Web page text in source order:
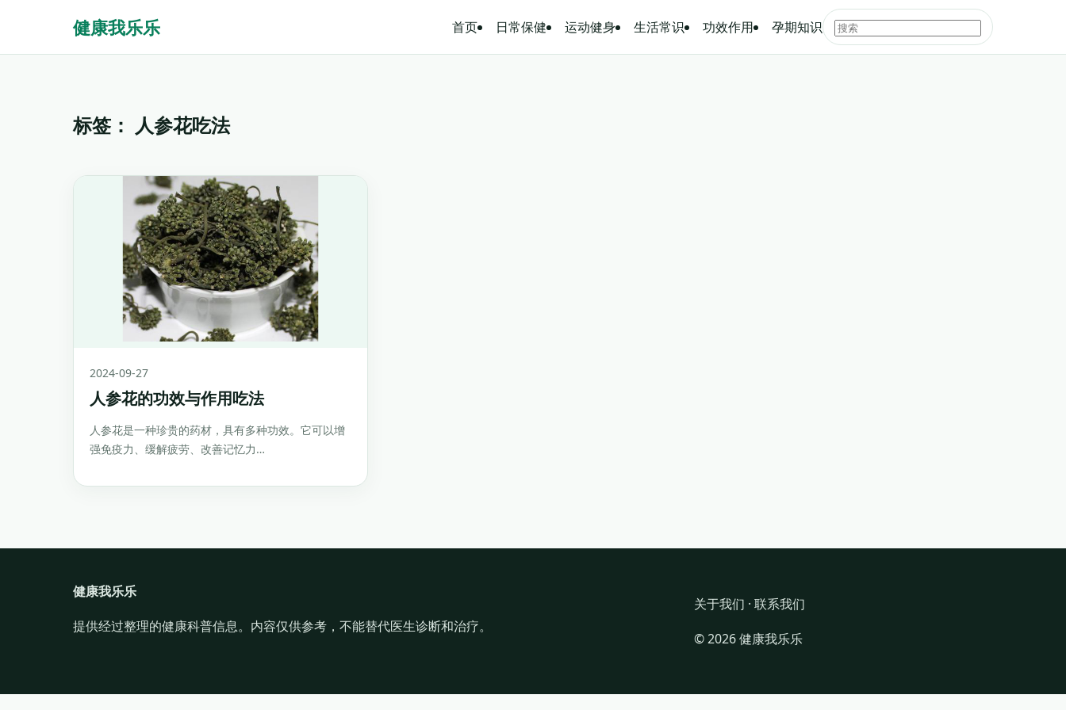
健康我乐乐 首页 日常保健 运动健身 生活常识 功效作用 孕期知识
标签： 人参花吃法
2024-09-27
人参花的功效与作用吃法
人参花是一种珍贵的药材，具有多种功效。它可以增
强免疫力、缓解疲劳、改善记忆力…
健康我乐乐
提供经过整理的健康科普信息。内容仅供参考，不能替代医生诊断和治疗。
关于我们 ·联系我们
© 2026 健康我乐乐